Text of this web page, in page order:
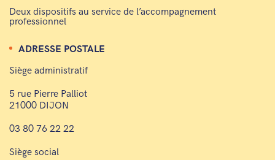
Deux dispositifs au service de l’accompagnement
professionnel
ADRESSE POSTALE
Siège administratif
5 rue Pierre Palliot
21000 DIJON
03 80 76 22 22
Siège social